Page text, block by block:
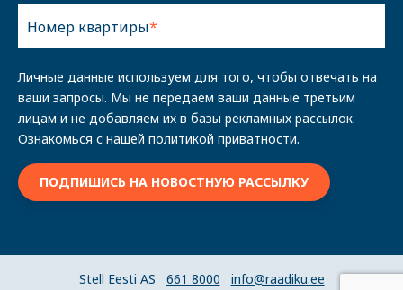
Номер квартиры
Личные данные используем для того, чтобы отвечать на
ваши запросы. Мы не передаем ваши данные третьим
лицам и не добавляем их в базы рекламных рассылок.
Ознакомься с нашей политикой приватности.
Stell Eesti AS 661 8000 info@raadiku.ee